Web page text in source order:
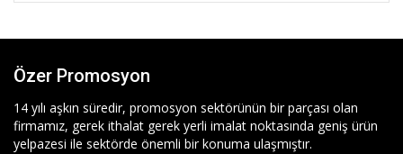
Özer Promosyon
14 yılı aşkın süredir, promosyon sektörünün bir parçası olan
firmamız, gerek ithalat gerek yerli imalat noktasında geniş ürün
yelpazesi ile sektörde önemli bir konuma ulaşmıştır.